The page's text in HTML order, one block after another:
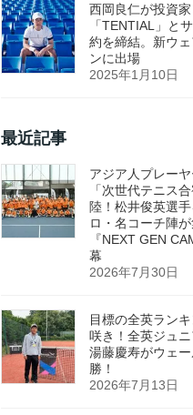
西岡良仁が投資
「TENTIAL」と
約を締結。新ウ
ンに出場
2025年1月10日
最近記事
アジア人プレー
「次世代テニス
陸！松井俊英選
ロ・名コーチ陣
『NEXT GEN
幕
2026年7月30日
目標の全英ラン
咲き！全英ジュ
湯藤慶寿がウェ
勝！
2026年7月13日